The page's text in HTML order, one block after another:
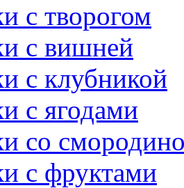
с творогом
с вишней
с клубникой
с ягодами
со
с фруктами